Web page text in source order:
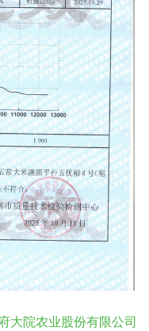
大院农业股份有限公司